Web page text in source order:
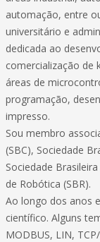
automação, entre
universitário e
dedicada ao
comercialização de
áreas de
programação,
impresso.
Sou membro
(SBC), Sociedade
Sociedade
de Robótica (SBR).
Ao longo dos anos
científico. Alguns
MODBUS, LIN,